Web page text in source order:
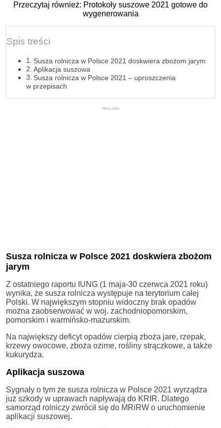
Przeczytaj również: Protokoły suszowe 2021 gotowe do
wygenerowania
Spis treści
Susza rolnicza w Polsce 2021 doskwiera zbożom jarym
Aplikacja suszowa
Susza rolnicza w Polsce 2021 – uproszczenia
w przepisach
REKLAMA
Susza rolnicza w Polsce 2021 doskwiera zbożom
jarym
Z ostatniego raportu IUNG (1 maja-30 czerwca 2021 roku)
wynika, że susza rolnicza występuje na terytorium całej
Polski. W największym stopniu widoczny brak opadów
można zaobserwować w woj. zachodniopomorskim,
pomorskim i warmińsko-mazurskim.
Na największy deficyt opadów cierpią zboża jare, rzepak,
krzewy owocowe, zboża ozime, rośliny strączkowe, a także
kukurydza.
Aplikacja suszowa
Sygnały o tym że susza rolnicza w Polsce 2021 wyrządza
już szkody w uprawach napływają do KRIR. Dlatego
samorząd rolniczy zwrócił się do MRiRW o uruchomienie
aplikacji suszowej.